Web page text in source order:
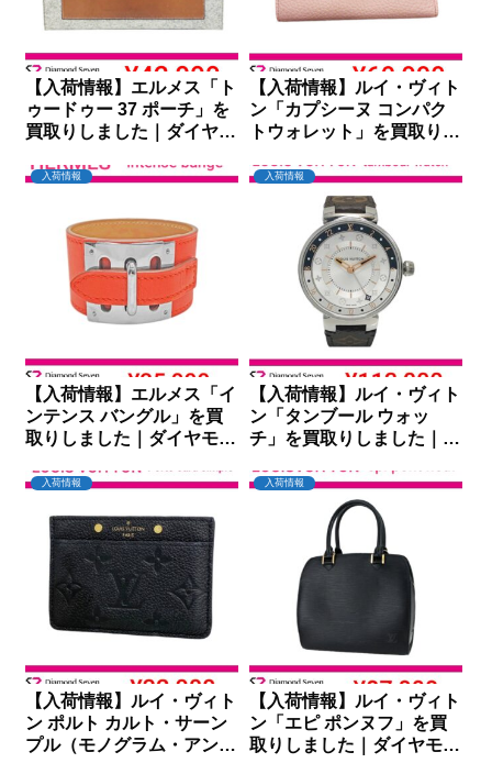
【入荷情報】エルメス「ト
ゥードゥー 37 ポーチ」を
買取りしました｜ダイヤモ
【入荷情報】ルイ・ヴィト
ン「カプシーヌ コンパク
トウォレット」を買取りし
ン
入荷情報
【入荷情報】エルメス「イ
ンテンス バングル」を買
取りしました｜ダイヤモン
入荷情報
【入荷情報】ルイ・ヴィト
ン「タンブール ウォッ
チ」を買取りしました｜ダ
入荷情報
【入荷情報】ルイ・ヴィト
ン ポルト カルト・サーン
プル（モノグラム・アンプ
入荷情報
【入荷情報】ルイ・ヴィト
ン「エピ ポンヌフ」を買
取りしました｜ダイヤモン